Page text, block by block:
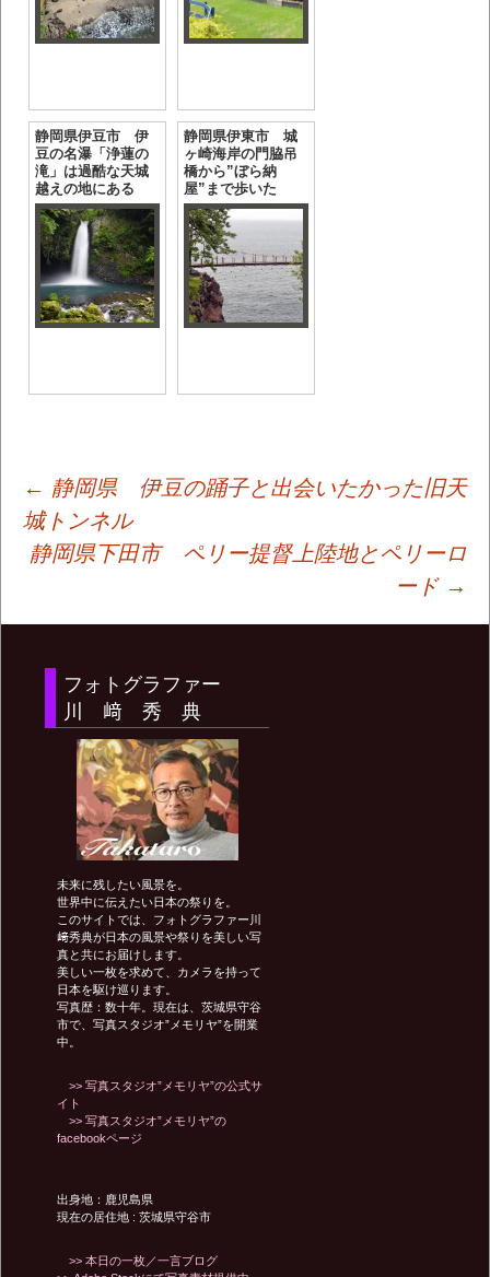
静岡県伊豆市 伊
豆の名瀑「浄蓮の
滝」は過酷な天城
越えの地にある
静岡県伊東市 城
ヶ崎海岸の門脇吊
橋から”ぼら納
屋”まで歩いた
投
稿
ナ
← 静岡県 伊豆の踊子と出会いたかった旧天
城トンネル
静岡県下田市 ペリー提督上陸地とペリーロ
ード →
フォトグラファー
川 﨑 秀 典
未来に残したい風景を。
世界中に伝えたい日本の祭りを。
このサイトでは、フォトグラファー川
﨑秀典が日本の風景や祭りを美しい写
真と共にお届けします。
美しい一枚を求めて、カメラを持って
日本を駆け巡ります。
写真歴：数十年。現在は、茨城県守谷
市で、写真スタジオ”メモリヤ”を開業
中。
>> 写真スタジオ”メモリヤ”の公式サ
イト
>> 写真スタジオ”メモリヤ”の
facebookページ
出身地：鹿児島県
現在の居住地 : 茨城県守谷市
>> 本日の一枚／一言ブログ